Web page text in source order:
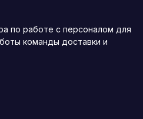
по работе с персоналом для
команды доставки и